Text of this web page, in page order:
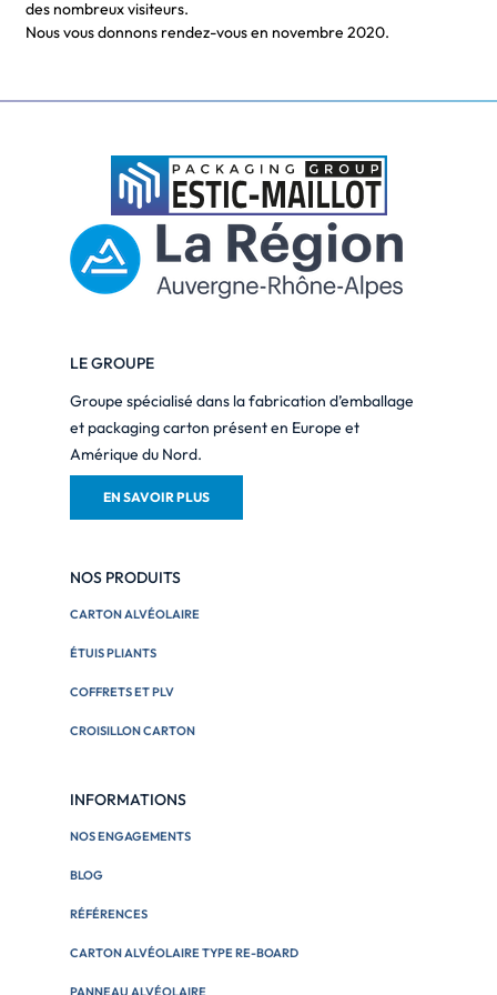
des nombreux visiteurs.
Nous vous donnons rendez-vous en novembre 2020.
LE GROUPE
Groupe spécialisé dans la fabrication d’emballage
et packaging carton présent en Europe et
Amérique du Nord.
EN SAVOIR PLUS
NOS PRODUITS
CARTON ALVÉOLAIRE
ÉTUIS PLIANTS
COFFRETS ET PLV
CROISILLON CARTON
INFORMATIONS
NOS ENGAGEMENTS
BLOG
RÉFÉRENCES
CARTON ALVÉOLAIRE TYPE RE-BOARD
PANNEAU ALVÉOLAIRE